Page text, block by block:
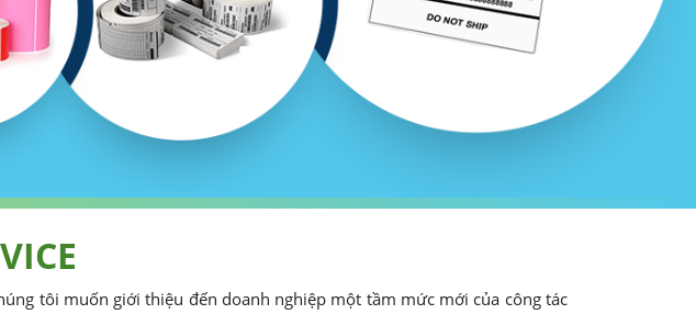
tôi muốn giới thiệu đến doanh nghiệp một tầm mức mới của công tác